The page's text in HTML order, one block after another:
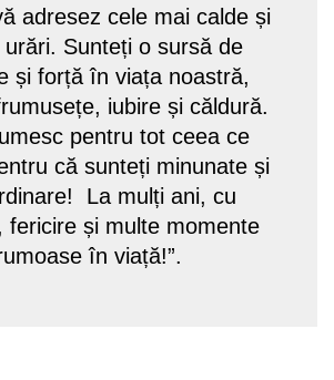
adresez cele mai calde și
urări. Sunteți o sursă de
și forță în viața noastră,
iubire și căldură.
pentru tot ceea ce
că sunteți minunate și
La mulți ani, cu
fericire și multe momente
în viață!”.